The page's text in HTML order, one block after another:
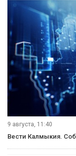
9 августа, 11:40
Вести Калмыкия.